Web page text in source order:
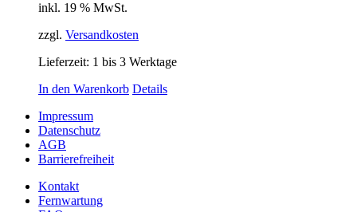
inkl. 19 % MwSt.
zzgl. Versandkosten
Lieferzeit: 1 bis 3 Werktage
In den Warenkorb Details
Impressum
Datenschutz
AGB
Barrierefreiheit
Kontakt
Fernwartung